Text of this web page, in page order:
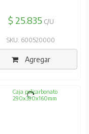
$ 25.835 C/U
SKU: 600520000
Agregar